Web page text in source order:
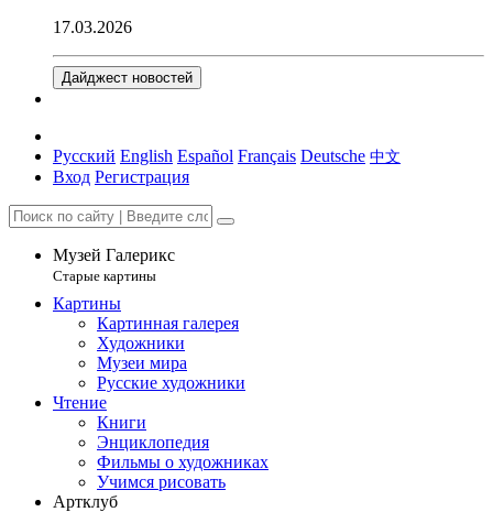
17.03.2026
Дайджест новостей
Русский English Español Français Deutsche 中文
Вход Регистрация
Музей Галерикс
Старые картины
Картины
Картинная галерея
Художники
Музеи мира
Русские художники
Чтение
Книги
Энциклопедия
Фильмы о художниках
Учимся рисовать
Артклуб